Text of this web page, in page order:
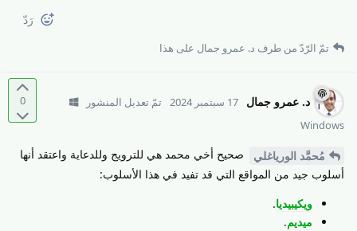
رَدّ
تمّ الرّدّ من طرف د.​ عمرو جمال على هذا
0 د.​ عمرو جمال 17 سبتمبر 2024
تمّ تعديل المنشور
Windows
مُحمَّد الورياغلي
صحيح أخي محمد هي للترويج وللدعاية واعتقد أنها
أسلوب جيد من المواقع التي قد تفيد في هذا الأسلوب:
ويكيبيديا.
ميديم.